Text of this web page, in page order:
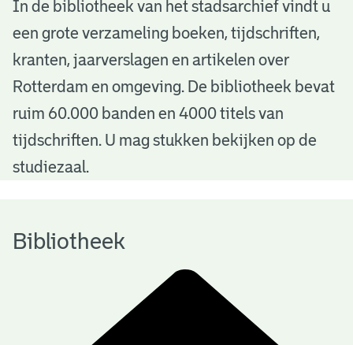
B
b
o
h
In de bibliotheek van het stadsarchief vindt u
een grote verzameling boeken, tijdschriften,
kranten, jaarverslagen en artikelen over
Rotterdam en omgeving. De bibliotheek bevat
ruim 60.000 banden en 4000 titels van
tijdschriften. U mag stukken bekijken op de
studiezaal.
Bibliotheek